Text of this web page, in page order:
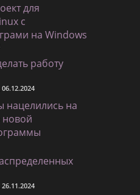
для
с
на Windows
работу
нацелились на